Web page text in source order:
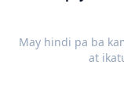
May hindi pa ba
at